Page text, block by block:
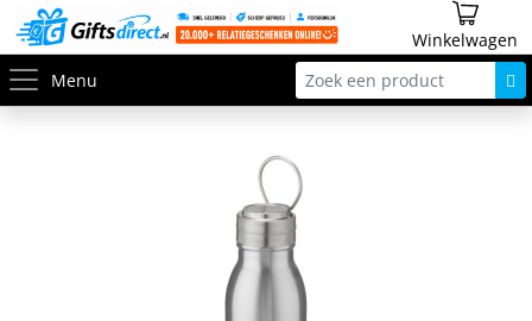
Winkelwagen
Menu